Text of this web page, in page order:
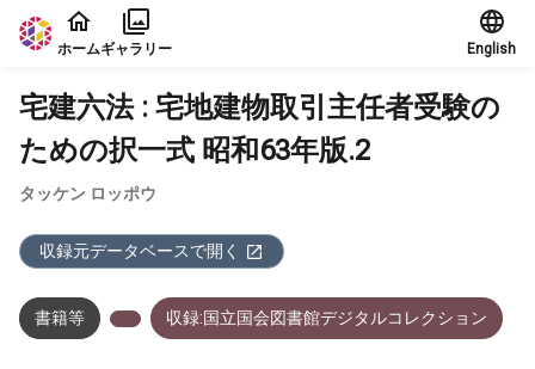
本文に飛ぶ
ホームギャラリー English
宅建六法 : 宅地建物取引主任者受験の
ための択一式 昭和63年版.2
タッケン ロッポウ
収録元データベースで開く
書籍等 収録:国立国会図書館デジタルコレクション